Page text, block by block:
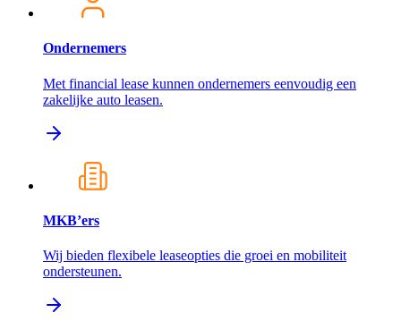
Ondernemers
Met financial lease kunnen ondernemers eenvoudig een
zakelijke auto leasen.
MKB’ers
Wij bieden flexibele leaseopties die groei en mobiliteit
ondersteunen.